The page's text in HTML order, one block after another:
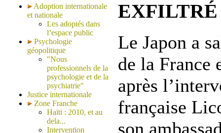
Adoption internationale
et nationale
Les adoptés dans
l’espace public
Psychologie
géopolitique
"Nous
professionnels de la
psychologie et de la
psychiatrie"
Justice internationale
Zone Franche
Haïti : 2010, et au
dela...
Intervention
EXFILTRÉ
Le Japon a
de la France
après
française
son